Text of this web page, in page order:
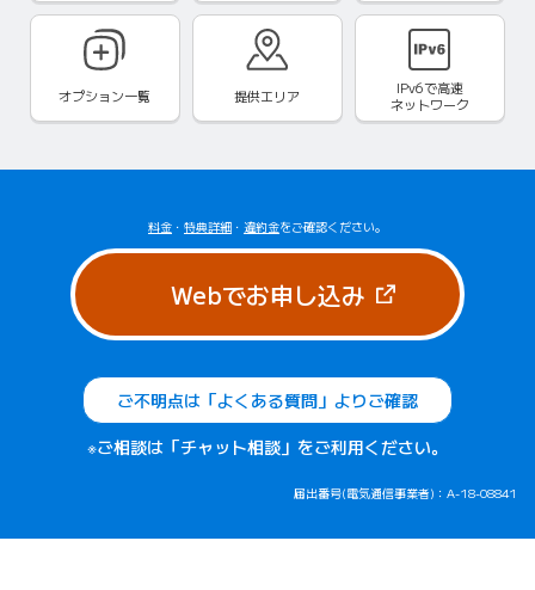
オプション一覧 提供エリア IPv6で高速
ネットワーク
料金 ・ 特典詳細 ・ 違約金をご確認ください。
Webでお申し込み（新しいタブ
ご不明点は「よくある質問」よりご確認
※ご相談は「チャット相談」をご利用ください。
届出番号(電気通信事業者)：A-18-08841